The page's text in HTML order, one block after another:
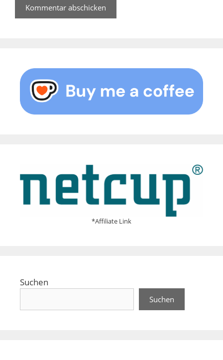
*Affiliate Link
Suchen
Suchen